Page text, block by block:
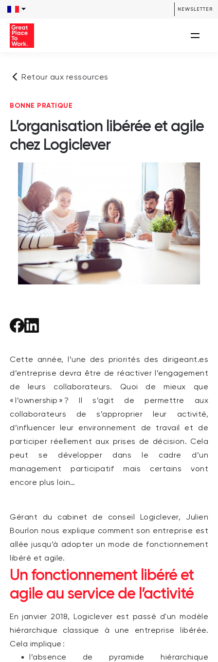
NEWSLETTER
Retour aux ressources
BONNE PRATIQUE
L’organisation libérée et agile
chez Logiclever
Cette année, l’une des priorités des dirigeant.es
d’entreprise devra être de réactiver l’engagement
de leurs collaborateurs. Quoi de mieux que
« l’ownership » ?
l s’agit de permettre aux
collaborateurs de s’approprier leur activité,
d’influencer leur environnement de travail et de
participer réellement aux prises de décision. Cela
peut se développer dans le cadre d’un
management participatif mais certains vont
encore plus loin…
Gérant du cabinet de conseil Logiclever, Julien
Bourlon nous explique comment son entreprise est
allée jusqu’à adopter un mode de fonctionnement
libéré et agile.
Un fonctionnement libéré et
agile au service de l’activité
En janvier 2018, Logiclever est passé d'un modèle
hiérarchique classique à une entreprise
libérée.
Cela implique :
l’absence de pyramide hiérarchique